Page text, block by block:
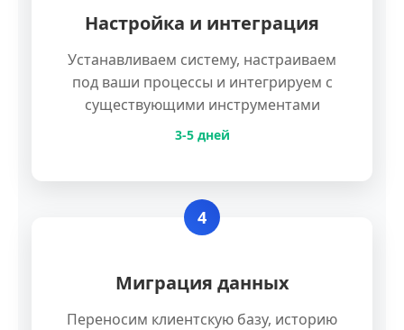
Настройка и интеграция
Устанавливаем систему, настраиваем
под ваши процессы и интегрируем с
существующими инструментами
3-5 дней
4
Миграция данных
Переносим клиентскую базу, историю